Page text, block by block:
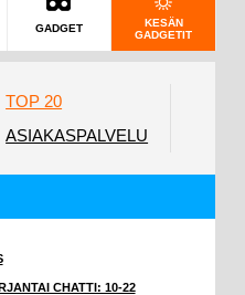
GADGET
KESÄN
GADGETIT
TOP 20
ASIAKASPALVELU
CHATTI: 10-22